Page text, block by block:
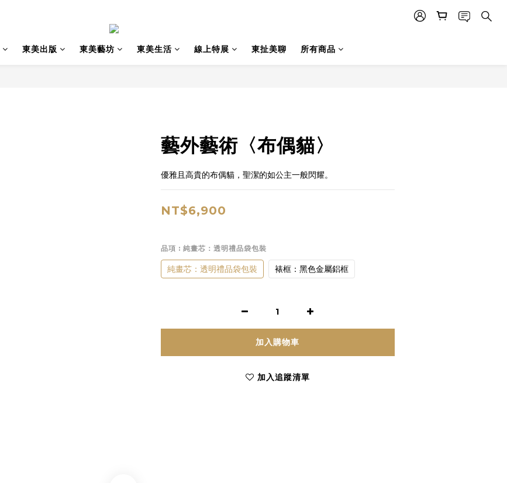
東美出版 東美藝坊 東美生活 線上特展 東扯美聊 所有商品
藝外藝術〈布偶貓〉
優雅且高貴的布偶貓，聖潔的如公主一般閃耀。
NT$6,900
品項 : 純畫芯：透明禮品袋包裝
純畫芯：透明禮品袋包裝 裱框：黑色金屬鋁框
加入購物車
加入追蹤清單